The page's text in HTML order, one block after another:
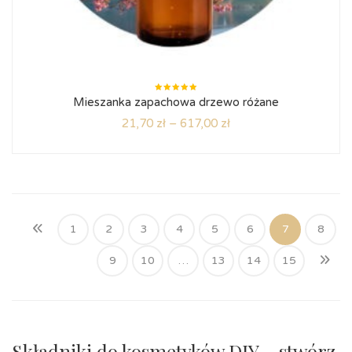
Oceniono
5.00na
Mieszanka zapachowa drzewo różane
21,70 zł – 617,00 zł
1 2 3 4 5 6 7 8
9 10 … 13 14 15